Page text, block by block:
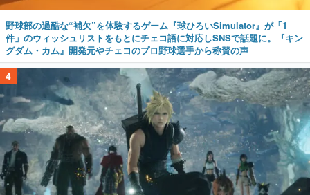
野球部の過酷な“補欠”を体験するゲーム『球ひろいSimulator』が「1
件」のウィッシュリストをもとにチェコ語に対応しSNSで話題に。『キン
グダム・カム』開発元やチェコのプロ野球選手から称賛の声
4